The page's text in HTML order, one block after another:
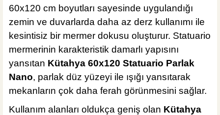
60x120 cm boyutları sayesinde uygulandığı
zemin ve duvarlarda daha az derz kullanımı ile
kesintisiz bir mermer dokusu oluşturur. Statuario
mermerinin karakteristik damarlı yapısını
yansıtan Kütahya 60x120 Statuario Parlak
Nano, parlak düz yüzeyi ile ışığı yansıtarak
mekanların çok daha ferah görünmesini sağlar.
Kullanım alanları oldukça geniş olan Kütahya